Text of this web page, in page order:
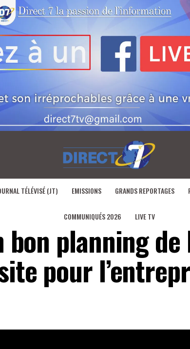
TÉLÉVISÉ (JT) EMISSIONS GRANDS REPORTAGES
COMMUNIQUÉS 2026 LIVE TV
bon planning de
pour